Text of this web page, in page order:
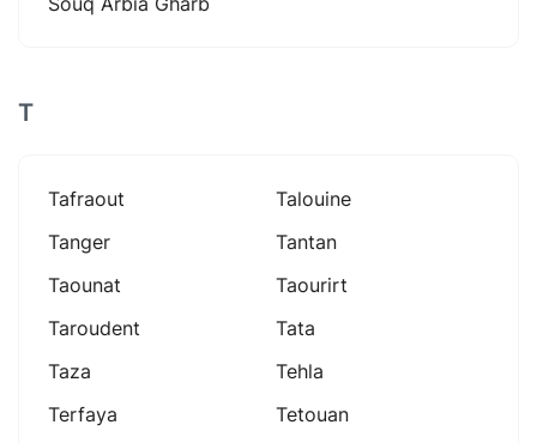
T
Tafraout
Talouine
Tanger
Tantan
Taounat
Taourirt
Taroudent
Tata
Taza
Tehla
Terfaya
Tetouan